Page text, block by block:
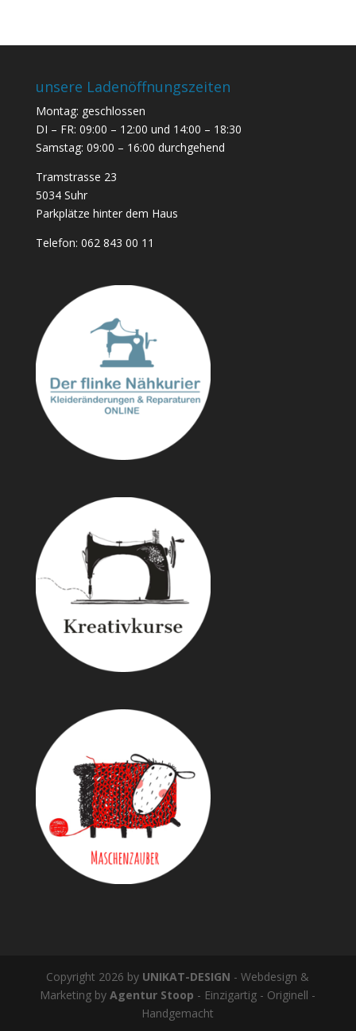
unsere Ladenöffnungszeiten
Montag: geschlossen
DI – FR: 09:00 – 12:00 und 14:00 – 18:30
Samstag: 09:00 – 16:00 durchgehend
Tramstrasse 23
5034 Suhr
Parkplätze hinter dem Haus
Telefon: 062 843 00 11
Copyright 2026 by UNIKAT-DESIGN - Webdesign &
Marketing byAgentur Stoop - Einzigartig - Originell -
Handgemacht